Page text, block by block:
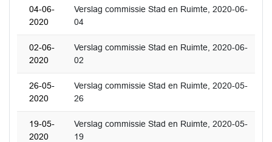
04-06-
2020
Verslag commissie Stad en Ruimte, 2020-06-
04
02-06-
2020
Verslag commissie Stad en Ruimte, 2020-06-
02
26-05-
2020
Verslag commissie Stad en Ruimte, 2020-05-
26
19-05-
2020
Verslag commissie Stad en Ruimte, 2020-05-
19